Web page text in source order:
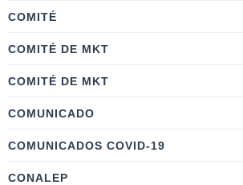
COMITÉ
COMITÉ DE MKT
COMITÉ DE MKT
COMUNICADO
COMUNICADOS COVID-19
CONALEP